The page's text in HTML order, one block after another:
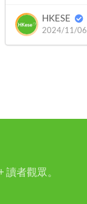
HKESE
2024/11/06
者觀眾。